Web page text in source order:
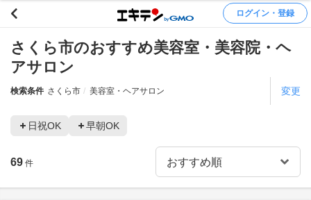
ログイン・登録
さくら市のおすすめ美容室・美容院・ヘ
アサロン
検索条件 さくら市 美容室・ヘアサロン 変更
日祝OK 早朝OK
69 件